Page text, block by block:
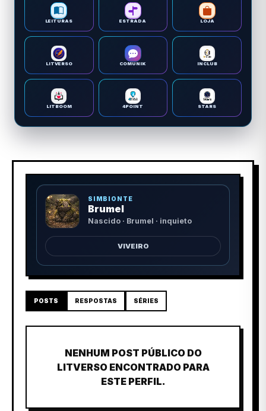
LEITURAS ESTRADA LOJA
LITVERSO COMUNIK INCLUB
LITBOOM 4POINT STARS
SIMBIONTE
Brumel
Nascido · Brumel · inquieto
VIVEIRO
POSTS RESPOSTAS SÉRIES
NENHUM POST PÚBLICO DO
LITVERSO ENCONTRADO PARA
ESTE PERFIL.